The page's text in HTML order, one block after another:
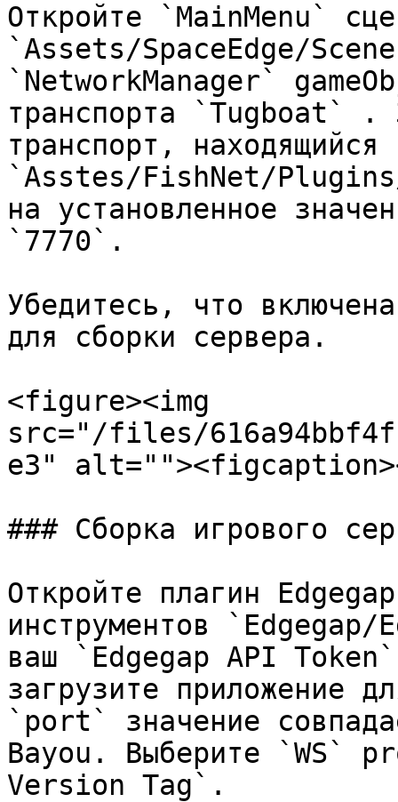
Откройте `MainMenu`
`Assets/SpaceEdge/
`NetworkManager`
транспорта `Tugboat` .
транспорт, находящийся
`Asstes/FishNet/
на установленное
`7770`.
Убедитесь, что
для сборки сервера.
<figure><img
src="/files/
e3"
### Сборка игрового
Откройте плагин
инструментов
ваш `Edgegap API
загрузите приложение
`port` значение
Bayou. Выберите `WS`
Version Tag`.